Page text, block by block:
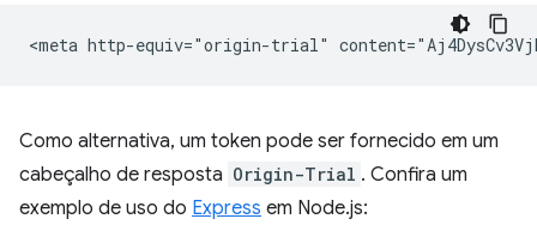
Como alternativa, um token pode ser fornecido em um
cabeçalho de resposta Origin-Trial . Confira um
exemplo de uso do Express em Node.js: